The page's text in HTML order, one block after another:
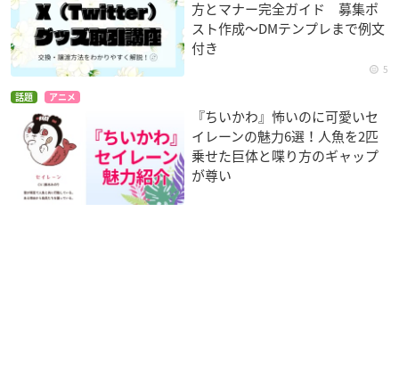
方とマナー完全ガイド 募集ポ
スト作成〜DMテンプレまで例文
付き
5
話題 アニメ
『ちいかわ』怖いのに可愛いセ
イレーンの魅力6選！人魚を2匹
乗せた巨体と喋り方のギャップ
が尊い